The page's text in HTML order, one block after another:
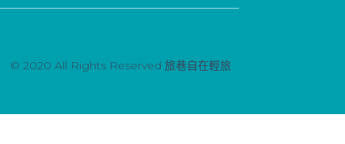
© 2020 All Rights Reserved 旅巷自在輕旅